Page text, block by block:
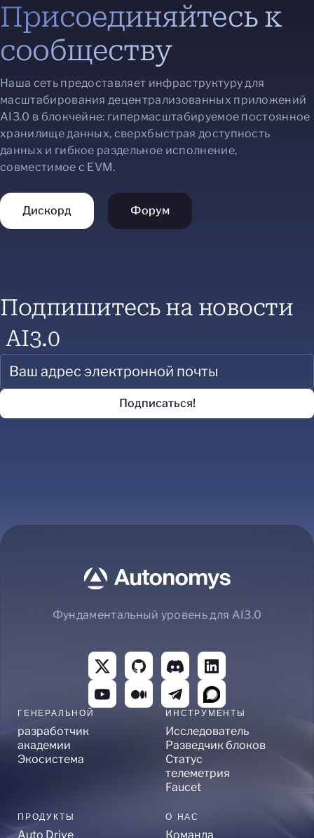
Присоединяйтесь к
сообществу
Наша сеть предоставляет инфраструктуру для
масштабирования децентрализованных приложений
AI3.0 в блокчейне: гипермасштабируемое постоянное
хранилище данных, сверхбыстрая доступность
данных и гибкое раздельное исполнение,
совместимое с EVM.
Дискорд Форум
Подпишитесь на новости
AI3.0
Фундаментальный уровень для AI3.0
ГЕНЕРАЛЬНОЙ
разработчик
академии
Экосистема
ИНСТРУМЕНТЫ
Исследователь
Разведчик блоков
Статус
телеметрия
Faucet
ПРОДУКТЫ
Auto Drive
О НАС
Команда